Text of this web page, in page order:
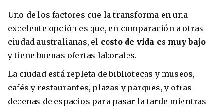
Uno de los factores que la transforma en una
excelente opción es que, en comparación a otras
ciudad australianas, el costo de vida es muy bajo
y tiene buenas ofertas laborales.
La ciudad está repleta de bibliotecas y museos,
cafés y restaurantes, plazas y parques, y otras
decenas de espacios para pasar la tarde mientras